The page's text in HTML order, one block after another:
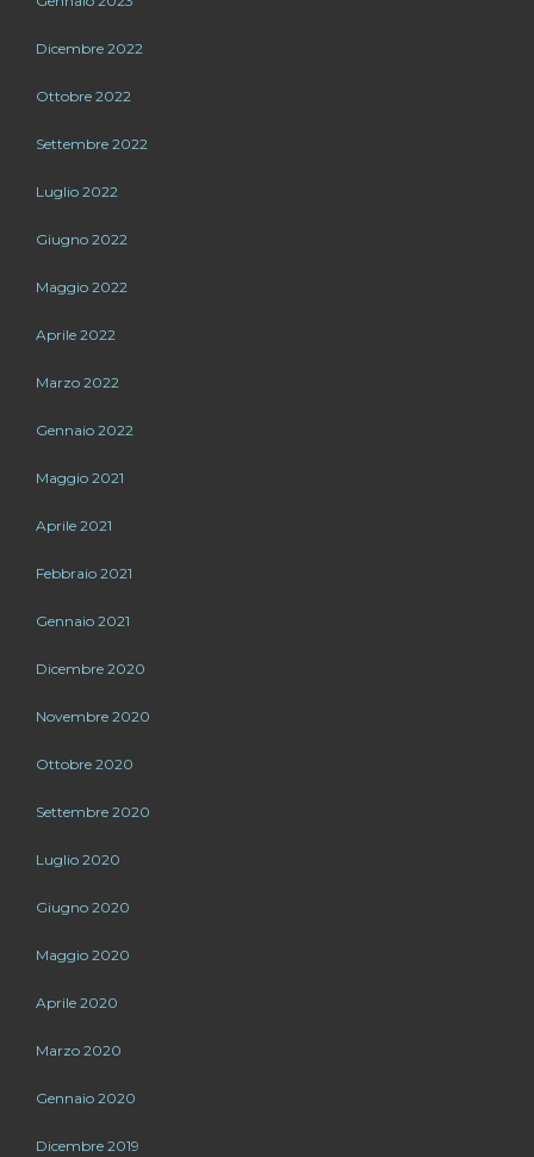
Dicembre 2022
Ottobre 2022
Settembre 2022
Luglio 2022
Giugno 2022
Maggio 2022
Aprile 2022
Marzo 2022
Gennaio 2022
Maggio 2021
Aprile 2021
Febbraio 2021
Gennaio 2021
Dicembre 2020
Novembre 2020
Ottobre 2020
Settembre 2020
Luglio 2020
Giugno 2020
Maggio 2020
Aprile 2020
Marzo 2020
Gennaio 2020
Dicembre 2019